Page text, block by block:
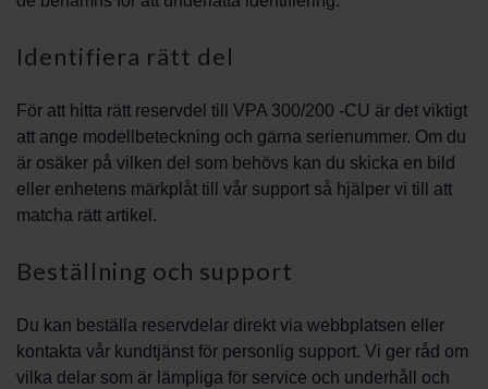
Identifiera rätt del
För att hitta rätt reservdel till VPA 300/200 -CU är det viktigt
att ange modellbeteckning och gärna serienummer. Om du
är osäker på vilken del som behövs kan du skicka en bild
eller enhetens märkplåt till vår support så hjälper vi till att
matcha rätt artikel.
Beställning och support
Du kan beställa reservdelar direkt via webbplatsen eller
kontakta vår kundtjänst för personlig support. Vi ger råd om
vilka delar som är lämpliga för service och underhåll och